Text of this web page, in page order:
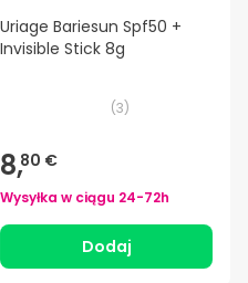
Uriage Bariesun Spf50 +
Invisible Stick 8g
(3)
8,80 €
Wysyłka w ciągu 24-72h
Dodaj